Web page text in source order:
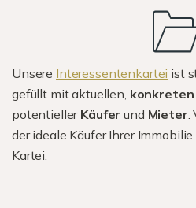
Unsere Interessentenkartei ist
gefüllt mit aktuellen,
potentieller Käufer und Mieter.
der ideale Käufer Ihrer
Kartei.